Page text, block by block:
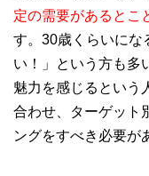
定の需要があるとこ
す。 30歳くらいにな
い！」という方も多
魅力を感じるという
合わせ、ターゲット
ングをすべき必要が